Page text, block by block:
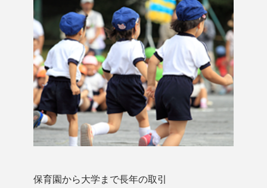
保育園から大学まで長年の取引